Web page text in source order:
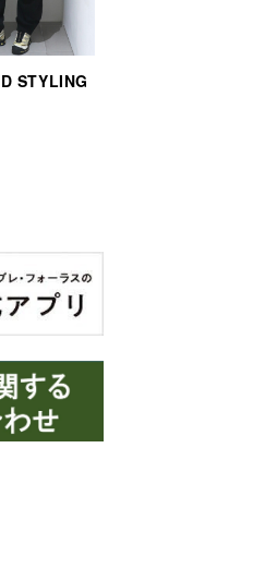
STYLING